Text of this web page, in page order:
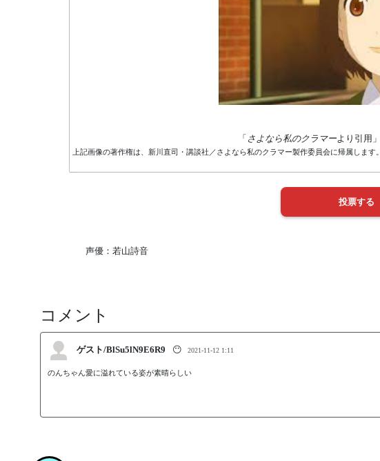
「 さよなら私のクラマーより引用」
上記画像の著作権は、新川直司・講談社／さよなら私のクラマー製作委員会に帰属します。
声優：若山詩音
コメント
ゲスト/BlSu5lN9E6R9 😶 2021-11-12 1:11
のんちゃん愛に溢れている姿が素晴らしい